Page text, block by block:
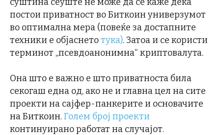
постои приватност во Биткоин универзумот
во оптимална мера (повеќе за достапните
техники е објаснетотука). Затоа и се користи
терминот „псевдоанонимна“ криптовалута.
Она што е важно e што приватноста била
секогаш една од, ако не и главна цел на сите
проекти на сајфер-панкерите и основачите
на Биткоин.Голем број проекти
континуирано работат на случајот.